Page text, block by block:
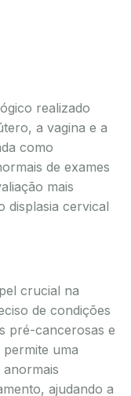
realizado
a vagina e a
como
de exames
mais
displasia cervical
crucial na
de condições
pré-cancerosas e
uma
anormais
ajudando a